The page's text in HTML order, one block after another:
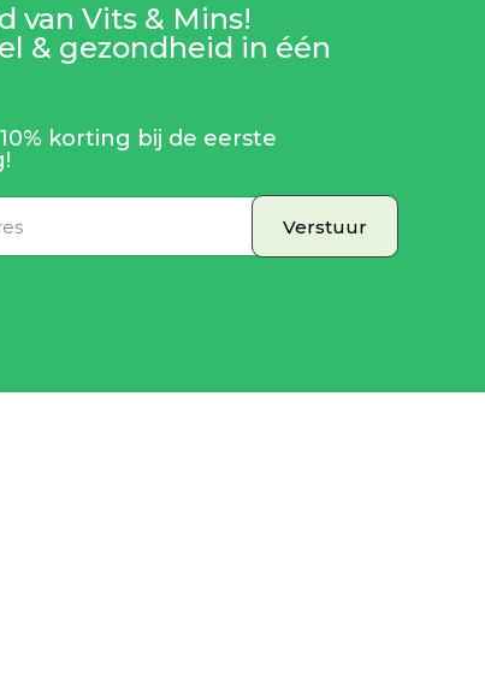
van Vits & Mins!
& gezondheid in één
korting bij de eerste
Verstuur